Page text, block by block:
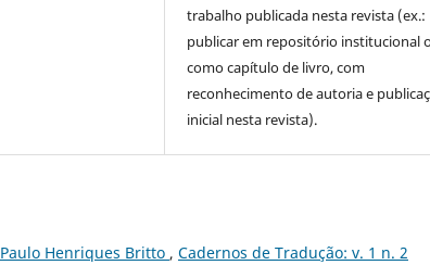
trabalho publicada nesta revista (ex.:
publicar em repositório institucional
como capítulo de livro, com
reconhecimento de autoria e
inicial nesta revista).
Henriques Britto , Cadernos de Tradução: v. 1 n. 2